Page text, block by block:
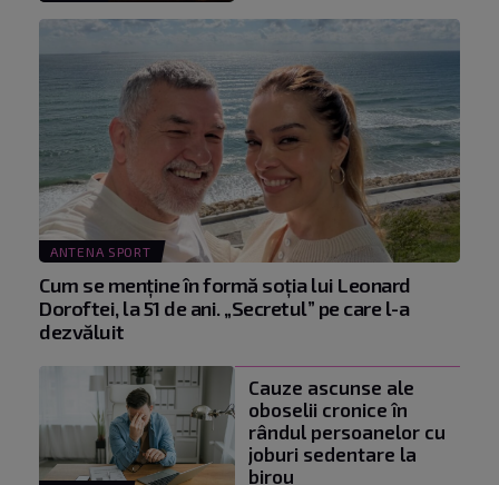
ANTENA SPORT
Cum se menţine în formă soţia lui Leonard
Doroftei, la 51 de ani. „Secretul” pe care l-a
dezvăluit
Cauze ascunse ale
oboselii cronice în
rândul persoanelor cu
joburi sedentare la
birou